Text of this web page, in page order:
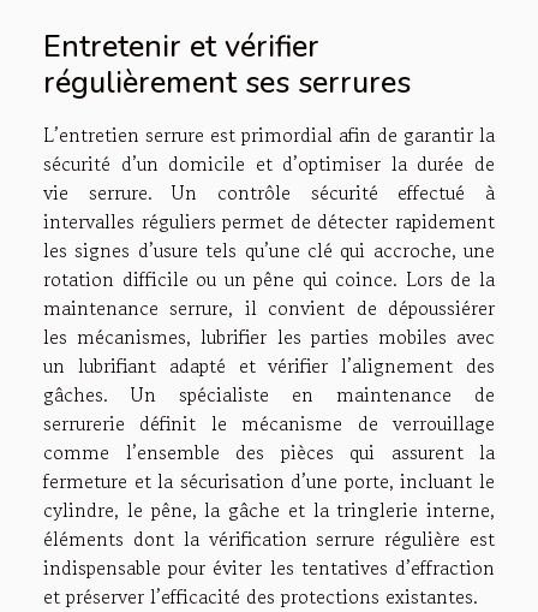
Entretenir et vérifier
régulièrement ses serrures
L’entretien serrure est primordial afin de garantir la
sécurité d’un domicile et d’optimiser la durée de
vie serrure. Un contrôle sécurité effectué à
intervalles réguliers permet de détecter rapidement
les signes d’usure tels qu’une clé qui accroche, une
rotation difficile ou un pêne qui coince. Lors de la
maintenance serrure, il convient de dépoussiérer
les mécanismes, lubrifier les parties mobiles avec
un lubrifiant adapté et vérifier l’alignement des
gâches. Un spécialiste en maintenance de
serrurerie définit le mécanisme de verrouillage
comme l’ensemble des pièces qui assurent la
fermeture et la sécurisation d’une porte, incluant le
cylindre, le pêne, la gâche et la tringlerie interne,
éléments dont la vérification serrure régulière est
indispensable pour éviter les tentatives d’effraction
et préserver l’efficacité des protections existantes.